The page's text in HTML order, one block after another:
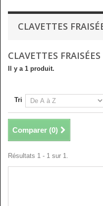
CLAVETTES
CLAVETTES FRAISÉES
Il y a 1 produit.
Tri
Comparer (0)
Résultats 1 - 1 sur 1.